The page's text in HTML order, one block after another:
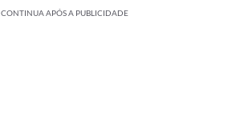
CONTINUA APÓS A PUBLICIDADE